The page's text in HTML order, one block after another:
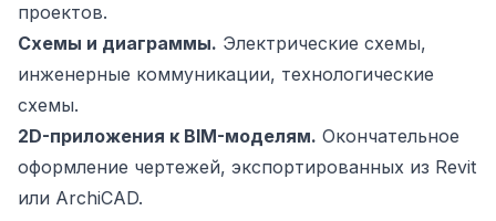
проектов.
Схемы и диаграммы. Электрические схемы,
инженерные коммуникации, технологические
схемы.
2D-приложения к BIM-моделям. Окончательное
оформление чертежей, экспортированных из Revit
или ArchiCAD.